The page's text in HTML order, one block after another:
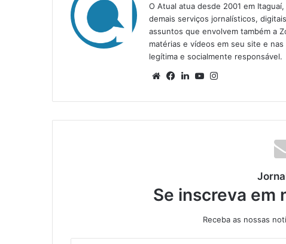
O Atual atua desde 2001 em
demais serviços jornalísticos,
assuntos que envolvem também a
matérias e vídeos em seu site e
legítima e socialmente responsável.
We
te
Fa
bo
ok
Lin
din
Yo
ub
e
ra
m
Se inscreva em
Receba as nossas